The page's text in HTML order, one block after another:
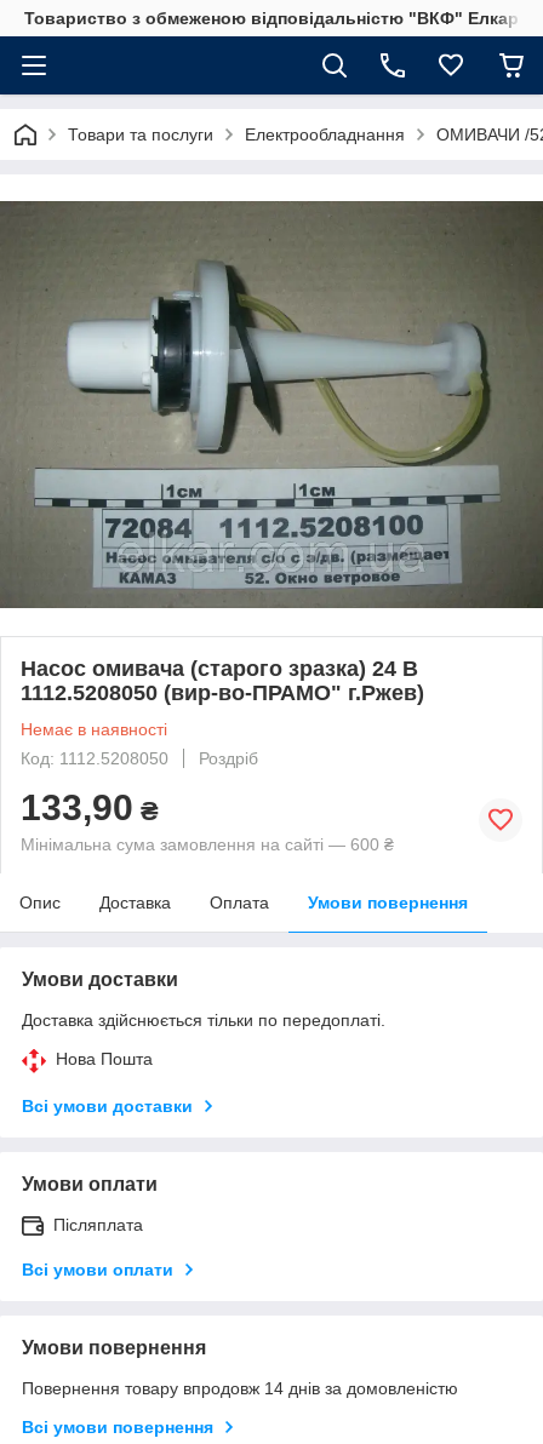
Товариство з обмеженою відповідальністю "ВКФ" Елкар"
Товари та послуги Електрообладнання ОМИВАЧИ /
Насос омивача (старого зразка) 24 В
1112.5208050 (вир-во-ПРАМО" г.Ржев)
Немає в наявності
Код: 1112.5208050
Роздріб
133,90 ₴
Мінімальна сума замовлення на сайті — 600 ₴
Опис Доставка Оплата Умови повернення
Умови доставки
Доставка здійснюється тільки по передоплаті.
Нова Пошта
Всі умови доставки
Умови оплати
Післяплата
Всі умови оплати
Умови повернення
Повернення товару впродовж 14 днів за домовленістю
Всі умови повернення